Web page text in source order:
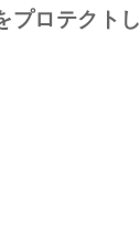
プロテクト